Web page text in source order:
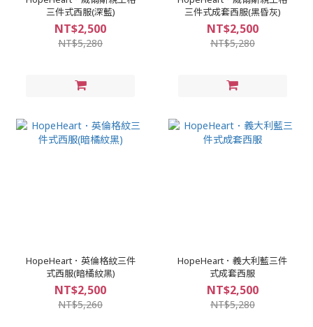
三件式西服(深藍)
NT$2,500
NT$5,280
三件式成套西服(黑昏灰)
NT$2,500
NT$5,280
HopeHeart．英倫格紋三件
式西服(暗橘紋黑)
NT$2,500
NT$5,260
HopeHeart．義大利藍三件
式成套西服
NT$2,500
NT$5,280